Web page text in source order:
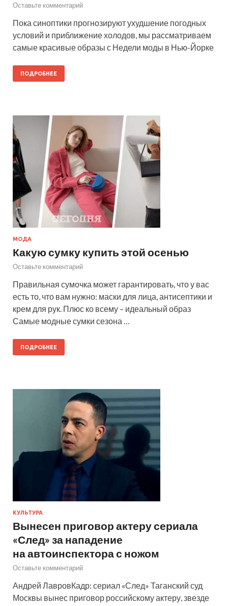
Оставьте комментарий
Пока синоптики прогнозируют ухудшение погодных
условий и приближение холодов, мы рассматриваем
самые красивые образы с Недели моды в Нью-Йорке
ПОДРОБНЕЕ
МОДА
Какую сумку купить этой осенью
Оставьте комментарий
Правильная сумочка может гарантировать, что у вас
есть то, что вам нужно: маски для лица, антисептики и
крем для рук. Плюс ко всему – идеальный образ
Самые модные сумки сезона …
ПОДРОБНЕЕ
КУЛЬТУРА
Вынесен приговор актеру сериала
«След» за нападение
на автоинспектора с ножом
Оставьте комментарий
Андрей ЛавровКадр: сериал «След» Таганский суд
Москвы вынес приговор российскому актеру, звезде